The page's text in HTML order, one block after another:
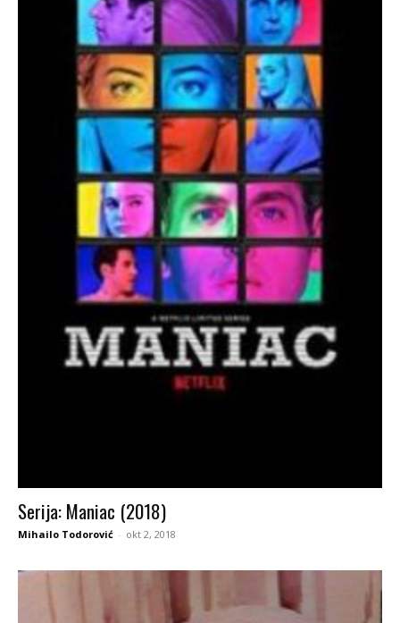
Serija: Maniac (2018)
Mihailo Todorović - okt 2, 2018